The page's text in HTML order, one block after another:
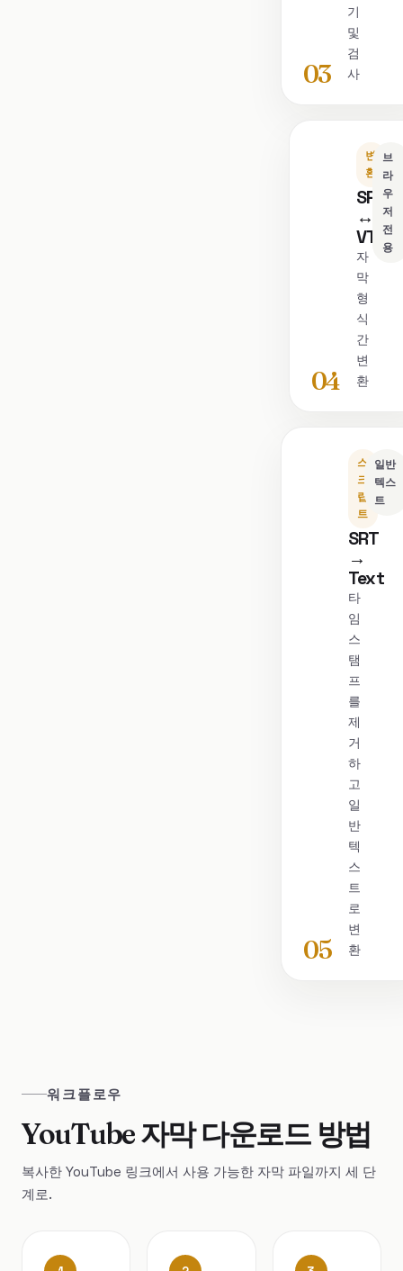
03
기
및
검
사
04
변
환
SRT
↔
VTT
자
막
형
식
간
변
환
브
라
우
저
전
용
05
스
크
립
트
SRT
→
Text
타
임
스
탬
프
를
제
거
하
고
일
반
텍
스
트
로
변
환
일반
텍스
트
워크플로우
YouTube 자막 다운로드 방법
복사한 YouTube 링크에서 사용 가능한 자막 파일까지 세 단
계로.